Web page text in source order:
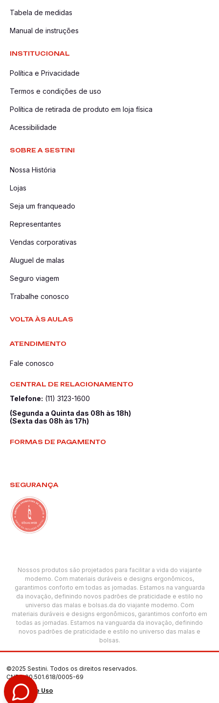
Tabela de medidas
Manual de instruções
INSTITUCIONAL
Política e Privacidade
Termos e condições de uso
Política de retirada de produto em loja física
Acessibilidade
SOBRE A SESTINI
Nossa História
Lojas
Seja um franqueado
Representantes
Vendas corporativas
Aluguel de malas
Seguro viagem
Trabalhe conosco
VOLTA ÀS AULAS
ATENDIMENTO
Fale conosco
CENTRAL DE RELACIONAMENTO
Telefone: (11) 3123-1600
(Segunda a Quinta das 08h às 18h)
(Sexta das 08h às 17h)
FORMAS DE PAGAMENTO
SEGURANÇA
Nossos produtos são projetados para facilitar a vida do viajante
moderno. Com materiais duráveis e designs ergonômicos,
garantimos conforto em todas as jornadas. Estamos na vanguarda
da inovação, definindo novos padrões de praticidade e estilo no
universo das malas e bolsas.da do viajante moderno. Com
materiais duráveis e designs ergonômicos, garantimos conforto em
todas as jornadas. Estamos na vanguarda da inovação, definindo
novos padrões de praticidade e estilo no universo das malas e
bolsas.
©2025 Sestini. Todos os direitos reservados.
CNPJ: 00.501.618/0005-69
Termos de Uso